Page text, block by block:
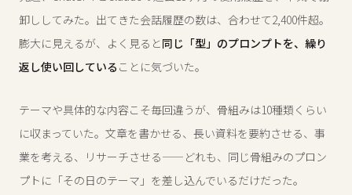
卸ししてみた。出てきた会話履歴の数は、合わせて2,400件超。
膨大に見えるが、よく見ると同じ「型」のプロンプトを、繰り
返し使い回している ことに気づいた。
テーマや具体的な内容こそ毎回違うが、骨組みは10種類くらい
に収まっていた。文章を書かせる、長い資料を要約させる、事
業を考える、リサーチさせる——どれも、同じ骨組みのプロン
プトに「その日のテーマ」を差し込んでいるだけだった。